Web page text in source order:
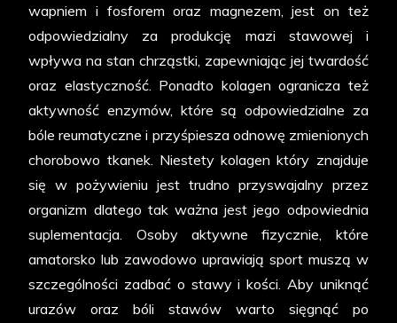
wapniem i fosforem oraz magnezem, jest on też
odpowiedzialny za produkcję mazi stawowej i
wpływa na stan chrząstki, zapewniając jej twardość
oraz elastyczność. Ponadto kolagen ogranicza też
aktywność enzymów, które są odpowiedzialne za
bóle reumatyczne i przyśpiesza odnowę zmienionych
chorobowo tkanek. Niestety kolagen który znajduje
się w pożywieniu jest trudno przyswajalny przez
organizm dlatego tak ważna jest jego odpowiednia
suplementacja. Osoby aktywne fizycznie, które
amatorsko lub zawodowo uprawiają sport muszą w
szczególności zadbać o stawy i kości. Aby uniknąć
urazów oraz bóli stawów warto sięgnąć po